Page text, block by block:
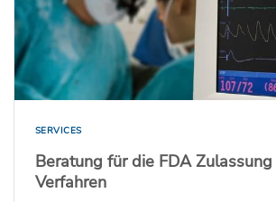
SERVICES
Beratung für die FDA
Verfahren